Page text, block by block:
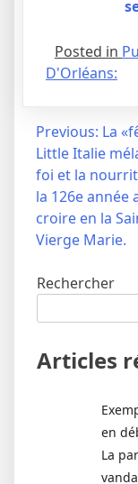
Posted in
D'Orléans:
Navigation
l’article
Previous: La
Little Italie
foi et la
la 126e année
croire en la
Vierge Marie.
Rechercher
Articles
en
La